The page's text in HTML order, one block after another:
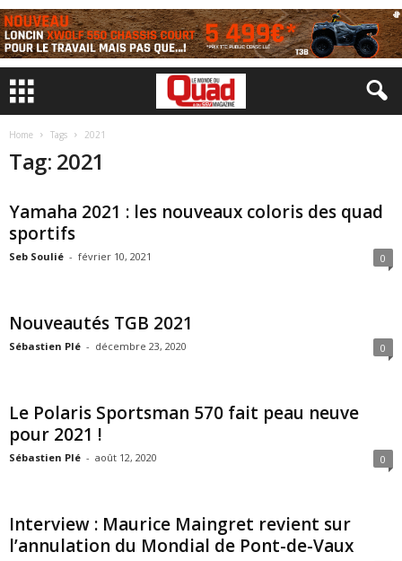
Home Tags 2021
Tag: 2021
Yamaha 2021 : les nouveaux coloris des quad
sportifs
Seb Soulié - février 10, 2021 0
Nouveautés TGB 2021
Sébastien Plé - décembre 23, 2020 0
Le Polaris Sportsman 570 fait peau neuve
pour 2021 !
Sébastien Plé - août 12, 2020 0
Interview : Maurice Maingret revient sur
l’annulation du Mondial de Pont-de-Vaux